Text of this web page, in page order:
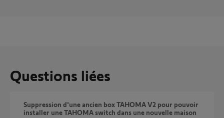
Questions liées
Suppression d'une ancien box TAHOMA V2 pour pouvoir
installer une TAHOMA switch dans une nouvelle maison